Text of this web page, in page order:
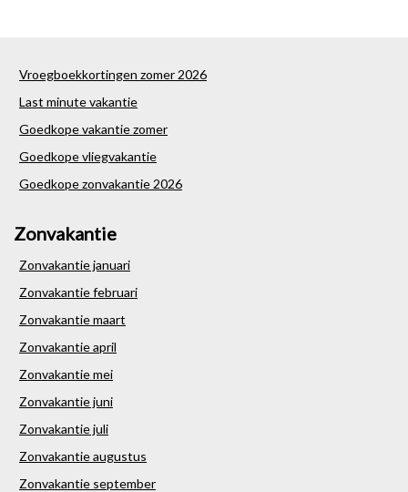
Vroegboekkortingen zomer 2026
Last minute vakantie
Goedkope vakantie zomer
Goedkope vliegvakantie
Goedkope zonvakantie 2026
Zonvakantie
Zonvakantie januari
Zonvakantie februari
Zonvakantie maart
Zonvakantie april
Zonvakantie mei
Zonvakantie juni
Zonvakantie juli
Zonvakantie augustus
Zonvakantie september